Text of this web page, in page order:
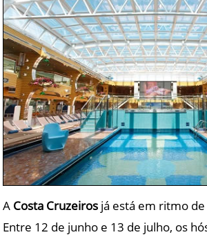
A Costa Cruzeiros já está em ritmo de
Entre 12 de junho e 13 de julho, os